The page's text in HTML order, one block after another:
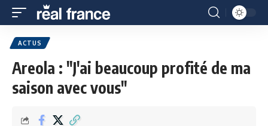
ACTUS
Areola : "J'ai beaucoup profité de ma
saison avec vous"